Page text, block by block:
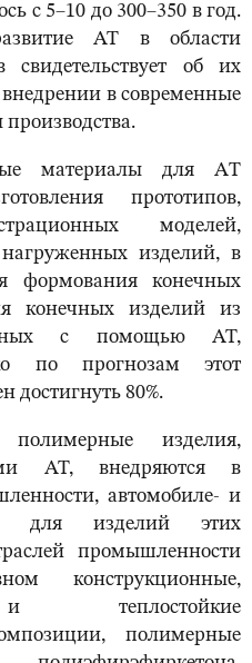
с 5–10 до 300–350 в год.
АТ в области
свидетельствует об их
в современные
материалы для AТ
прототипов,
моделей,
изделий, в
формования конечных
конечных изделий из
с помощью АТ,
по прогнозам этот
достигнуть 80%.
полимерные изделия,
АТ, внедряются в
автомобиле- и
для изделий этих
промышленности
конструкционные,
теплостойкие
полимерные